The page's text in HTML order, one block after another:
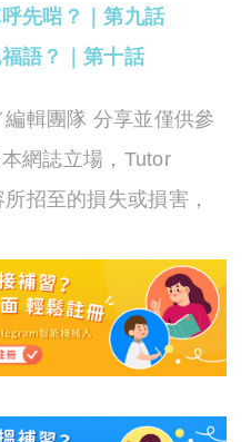
先啱？｜第九話
語？｜第十話
輯團隊 分享並僅供參
網誌立場，Tutor
招至的損失或損害，